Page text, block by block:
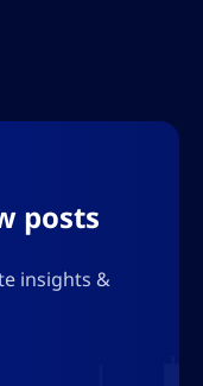
posts
insights &